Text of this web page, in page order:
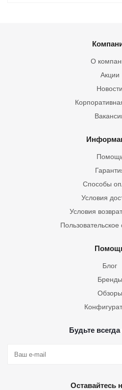
О
Акции
Новости
Способы
Условия
Условия
Блог
Бренды
Обзоры
Будьте
Оставайтесь